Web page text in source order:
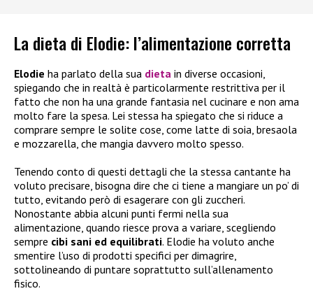
La dieta di Elodie: l’alimentazione corretta
Elodie ha parlato della sua dieta in diverse occasioni,
spiegando che in realtà è particolarmente restrittiva per il
fatto che non ha una grande fantasia nel cucinare e non ama
molto fare la spesa. Lei stessa ha spiegato che si riduce a
comprare sempre le solite cose, come latte di soia, bresaola
e mozzarella, che mangia davvero molto spesso.
Tenendo conto di questi dettagli che la stessa cantante ha
voluto precisare, bisogna dire che ci tiene a mangiare un po’ di
tutto, evitando però di esagerare con gli zuccheri.
Nonostante abbia alcuni punti fermi nella sua
alimentazione, quando riesce prova a variare, scegliendo
sempre cibi sani ed equilibrati. Elodie ha voluto anche
smentire l’uso di prodotti specifici per dimagrire,
sottolineando di puntare soprattutto sull’allenamento
fisico.